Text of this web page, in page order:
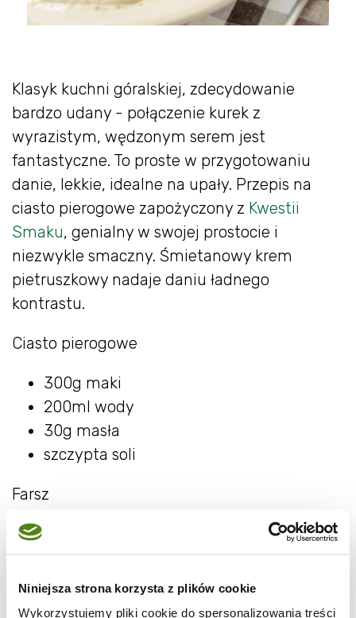
Niniejsza strona korzysta z plików cookie
Wykorzystujemy pliki cookie do spersonalizowania treści
Klasyk kuchni góralskiej, zdecydowanie
bardzo udany - połączenie kurek z
wyrazistym, wędzonym serem jest
fantastyczne. To proste w przygotowaniu
danie, lekkie, idealne na upały. Przepis na
ciasto pierogowe zapożyczony z Kwestii
Smaku, genialny w swojej prostocie i
niezwykle smaczny. Śmietanowy krem
pietruszkowy nadaje daniu ładnego
kontrastu.
Ciasto pierogowe
300g maki
200ml wody
30g masła
szczypta soli
Farsz
40g oscypka
1 cebula
1 ząbek czosnku